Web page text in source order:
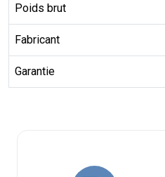
Poids brut
Fabricant
Garantie